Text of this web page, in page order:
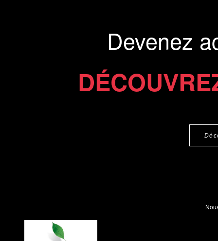
Devenez